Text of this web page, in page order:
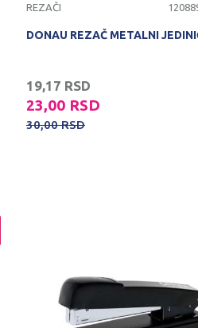
REZAČI
DONAU REZAČ METALNI
19,17 RSD
23,00 RSD
30,00RSD